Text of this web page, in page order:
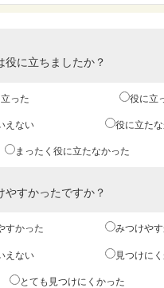
役に立ちましたか？
った 役に立
えない 役に立た
まったく役に立たなかった
やすかったですか？
すかった みつけや
えない 見つけに
とても見つけにくかった